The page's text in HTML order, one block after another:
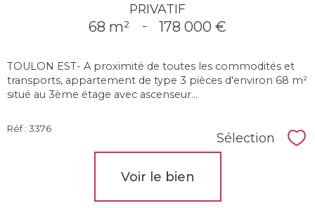
PRIVATIF
68 m² - 178 000 €
TOULON EST- A proximité de toutes les commodités et
transports, appartement de type 3 pièces d'environ 68 m²
situé au 3ème étage avec ascenseur...
Réf : 3376
Sélection
Voir le bien